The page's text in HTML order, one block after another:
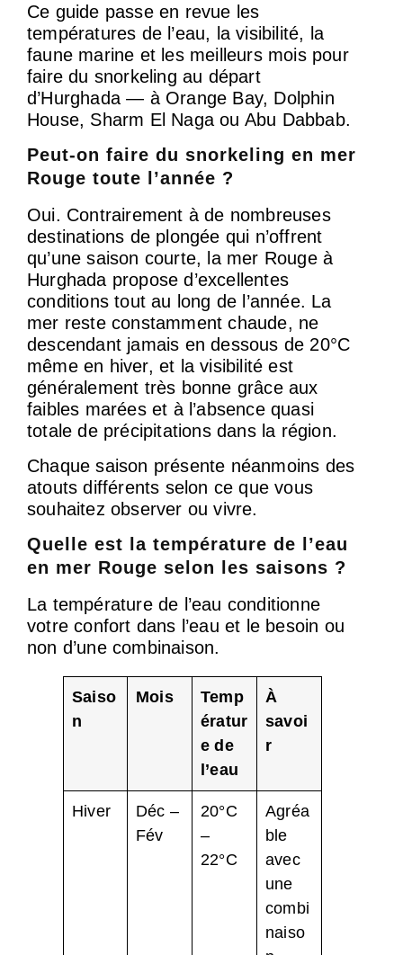
Ce guide passe en revue les
températures de l’eau, la visibilité, la
faune marine et les meilleurs mois pour
faire du snorkeling au départ
d’Hurghada — à Orange Bay, Dolphin
House, Sharm El Naga ou Abu Dabbab.
Peut-on faire du snorkeling en mer
Rouge toute l’année ?
Oui. Contrairement à de nombreuses
destinations de plongée qui n’offrent
qu’une saison courte, la mer Rouge à
Hurghada propose d’excellentes
conditions tout au long de l’année. La
mer reste constamment chaude, ne
descendant jamais en dessous de 20°C
même en hiver, et la visibilité est
généralement très bonne grâce aux
faibles marées et à l’absence quasi
totale de précipitations dans la région.
Chaque saison présente néanmoins des
atouts différents selon ce que vous
souhaitez observer ou vivre.
Quelle est la température de l’eau
en mer Rouge selon les saisons ?
La température de l’eau conditionne
votre confort dans l’eau et le besoin ou
non d’une combinaison.
Saiso
n
Mois
Temp
ératur
e de
l’eau
À
savoi
r
Hiver
Déc –
Fév
20°C
–
22°C
Agréa
ble
avec
une
combi
naiso